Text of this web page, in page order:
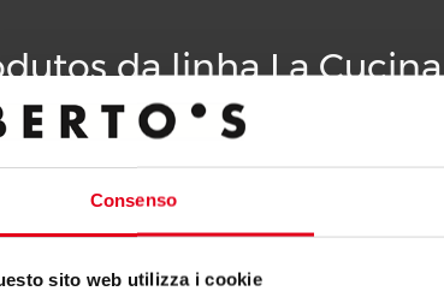
Consenso
sito web utilizza i cookie
da linha La Cucina